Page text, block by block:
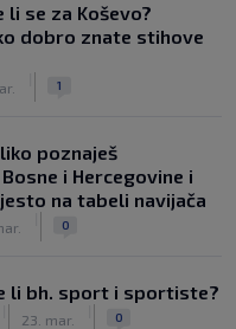
li se za Koševo?
dobro znate stihove
1
poznaješ
i Hercegovine i
na tabeli navijača
0
li bh. sport i sportiste?
23. mar. 0